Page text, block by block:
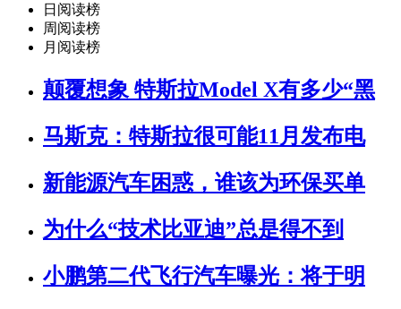
日阅读榜
周阅读榜
月阅读榜
颠覆想象 特斯拉Model X有多少“黑
马斯克：特斯拉很可能11月发布电
新能源汽车困惑，谁该为环保买单
为什么“技术比亚迪”总是得不到
小鹏第二代飞行汽车曝光：将于明